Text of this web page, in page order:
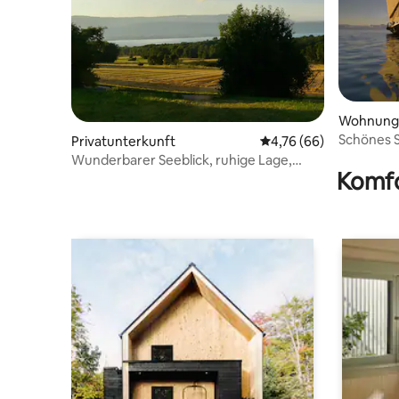
Privatunterkunft Durchschnittliche
4,76 (66)
Wunderbarer Seeblick, ruhige Lage,
Wohnung
Schönes